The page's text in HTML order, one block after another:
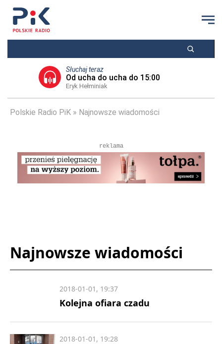
Słuchaj teraz
Od ucha do ucha do 15:00
Eryk Hełminiak
Polskie Radio PiK Najnowsze wiadomości
reklama
Najnowsze wiadomości
Kolejna ofiara czadu
2018-01-01, 19:37
2018-01-01, 19:28